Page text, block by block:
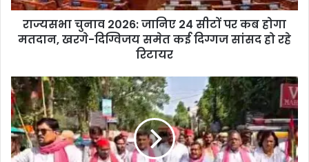
राज्यसभा चुनाव 2026: जानिए 24 सीटों पर कब होगा
मतदान, खरगे-दिग्विजय समेत कई दिग्गज सांसद हो रहे
रिटायर